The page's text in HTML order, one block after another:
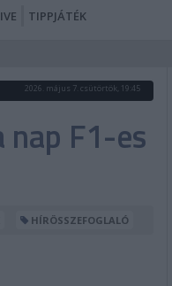
TIPPJÁTÉK
2026. május 7. csütörtök, 19:45
F1-es
HÍRÖSSZEFOGLALÓ